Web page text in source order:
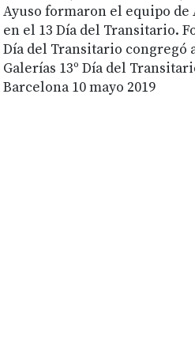
Ayuso formaron el equipo de
en el 13 Día del Transitario.
Día del Transitario congregó
Galerías 13º Día del
Barcelona 10 mayo 2019